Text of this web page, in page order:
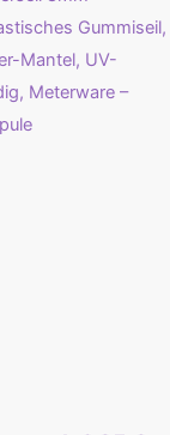
Gummiseil,
Mantel, UV-
Meterware –